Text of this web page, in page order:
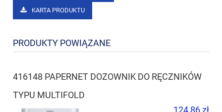
KARTA PRODUKTU
PRODUKTY POWIĄZANE
416148 PAPERNET DOZOWNIK DO RĘCZNIKÓW
TYPU MULTIFOLD
124,86 zł